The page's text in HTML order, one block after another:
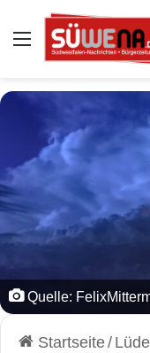
Auswahl
Quelle:
Startseite/